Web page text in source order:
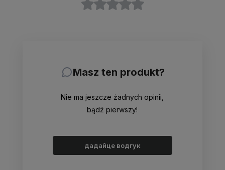
Masz ten produkt?
Nie ma jeszcze żadnych opinii,
bądź pierwszy!
дадайце водгук